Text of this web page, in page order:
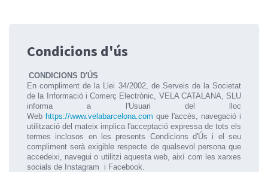
Condicions d'ús
CONDICIONS D'ÚS
En compliment de la Llei 34/2002, de Serveis de la Societat
de la Informació i Comerç Electrònic, VELA CATALANA, SLU
informa a l'Usuari del lloc
Web https://www.velabarcelona.com que l'accés, navegació i
utilització del mateix implica l'acceptació expressa de tots els
termes inclosos en les presents Condicions d'Ús i el seu
compliment serà exigible respecte de qualsevol persona que
accedeixi, navegui o utilitzi aquesta web, així com les xarxes
socials de Instagram i Facebook.